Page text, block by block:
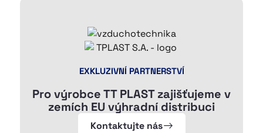
EXKLUZIVNÍ PARTNERSTVÍ
Pro výrobce TT PLAST zajišťujeme v
zemích EU výhradní distribuci
Kontaktujte nás